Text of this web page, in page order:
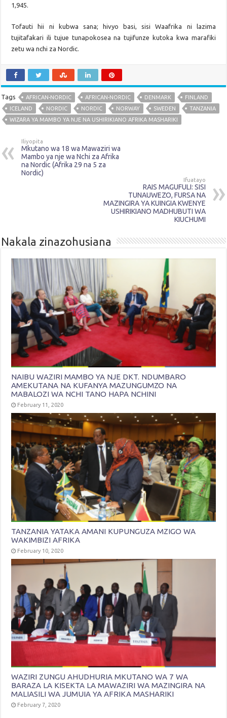
1,945.
Tofauti hii ni kubwa sana; hivyo basi, sisi Waafrika ni lazima
tujitafakari ili tujue tunapokosea na tujifunze kutoka kwa marafiki
zetu wa nchi za Nordic.
Tags AFRICAN-NORDIC AFRICAN-NORDIC DENMARK
FINLAND
ICELAND
NORDIC NORDIC NORWAY SWEDEN
TANZANIA
WIZARA YA MAMBO YA NJE NA USHIRIKIANO AFRIKA MASHARIKI
Iliyopita
Mkutano wa 18 wa Mawaziri wa
Mambo ya nje wa Nchi za Afrika
na Nordic (Afrika 29 na 5 za
Nordic)
Ifuatayo
RAIS MAGUFULI: SISI
TUNAUWEZO, FURSA NA
MAZINGIRA YA KUINGIA KWENYE
USHIRIKIANO MADHUBUTI WA
KIUCHUMI
Nakala zinazohusiana
NAIBU WAZIRI MAMBO YA NJE DKT. NDUMBARO
AMEKUTANA NA KUFANYA MAZUNGUMZO NA
MABALOZI WA NCHI TANO HAPA NCHINI
February 11, 2020
TANZANIA YATAKA AMANI KUPUNGUZA MZIGO WA
WAKIMBIZI AFRIKA
February 10, 2020
WAZIRI ZUNGU AHUDHURIA MKUTANO WA 7 WA
BARAZA LA KISEKTA LA MAWAZIRI WA MAZINGIRA NA
MALIASILI WA JUMUIA YA AFRIKA MASHARIKI
February 7, 2020